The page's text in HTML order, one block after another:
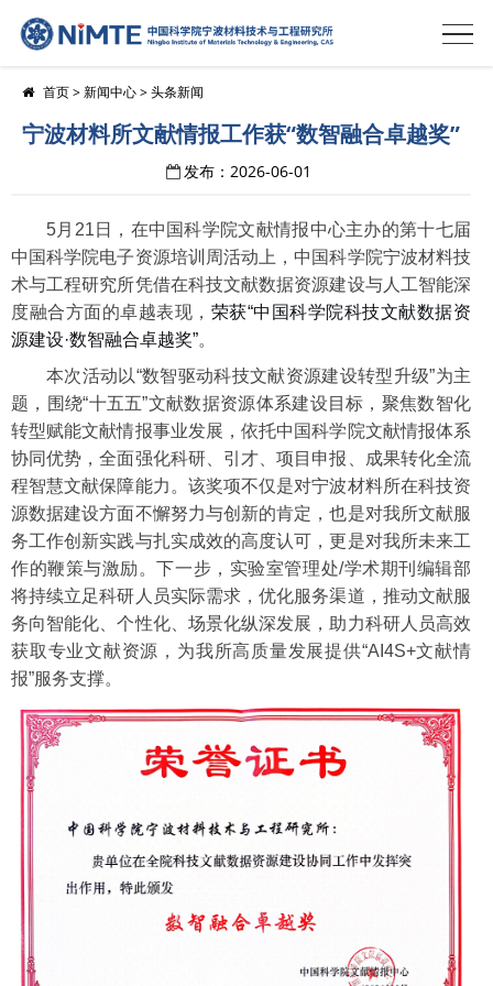
首页>新闻中心>头条新闻
宁波材料所文献情报工作获“数智融合卓越奖”
发布：2026-06-01
5月21日，在中国科学院文献情报中心主办的第十七届
中国科学院电子资源培训周活动上，中国科学院宁波材料技
术与工程研究所凭借在科技文献数据资源建设与人工智能深
度融合方面的卓越表现， 荣获“中国科学院科技文献数据资
源建设·数智融合卓越奖”。
本次活动以“数智驱动科技文献资源建设转型升级”为主
题，围绕“十五五”文献数据资源体系建设目标，聚焦数智化
转型赋能文献情报事业发展，依托中国科学院文献情报体系
协同优势，全面强化科研、引才、项目申报、成果转化全流
程智慧文献保障能力。该奖项不仅是对宁波材料所在科技资
源数据建设方面不懈努力与创新的肯定，也是对我所文献服
务工作创新实践与扎实成效的高度认可，更是对我所未来工
作的鞭策与激励。下一步，实验室管理处/学术期刊编辑部
将持续立足科研人员实际需求，优化服务渠道，推动文献服
务向智能化、个性化、场景化纵深发展，助力科研人员高效
获取专业文献资源，为我所高质量发展提供“AI4S+文献情
报”服务支撑。